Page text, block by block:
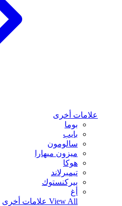
علامات أخرى
بوما
بايب
سالومون
ميزون ميهارا
هوكا
تيمبرلاند
بيركنستوك
أغ
View All علامات أخرى